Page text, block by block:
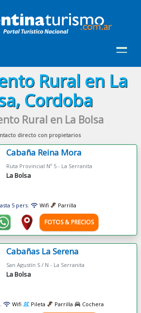
Rural en La
Cordoba
Rural en La Bolsa
directo con propietarios
Cabaña Reina Mora
Ruta Provincial Nº 5 - La Serranita
La Bolsa
5 pers. Wifi Parrilla
FOTOS & PRECIOS
Cabañas La Serena
San Agustín S / N - La Serranita
La Bolsa
Wifi Pileta Parrilla Cochera